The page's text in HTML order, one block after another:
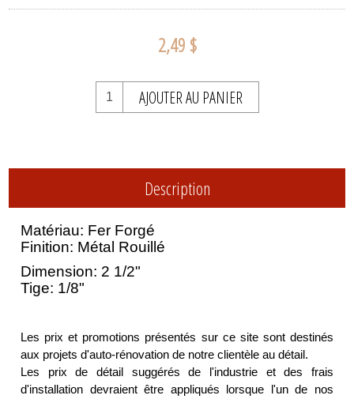
2,49 $
AJOUTER AU PANIER
Description
Matériau: Fer Forgé
Finition: Métal Rouillé
Dimension: 2 1/2"
Tige: 1/8"
Les prix et promotions présentés sur ce site sont destinés
aux projets d'auto-rénovation de notre clientèle au détail.
Les prix de détail suggérés de l'industrie et des frais
d'installation devraient être appliqués lorsque l'un de nos